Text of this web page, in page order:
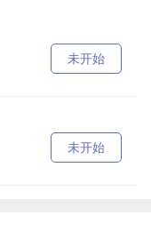
未开始
未开始